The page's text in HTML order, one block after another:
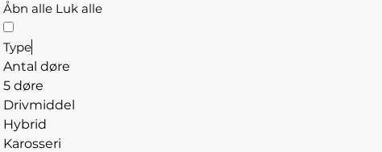
Åbn alle Luk alle
Type
Antal døre
5 døre
Drivmiddel
Hybrid
Karosseri